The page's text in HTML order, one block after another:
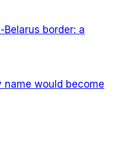
Belarus border: a
name would become